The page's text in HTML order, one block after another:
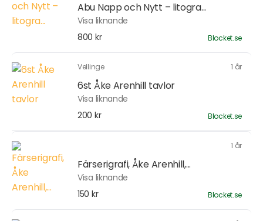
Abu Napp och Nytt – litogra...
Visa liknande
800 kr
Blocket.se
Vellinge 1 år
6st Åke Arenhill tavlor
Visa liknande
200 kr
Blocket.se
1 år
Färserigrafi, Åke Arenhill,...
Visa liknande
150 kr
Blocket.se